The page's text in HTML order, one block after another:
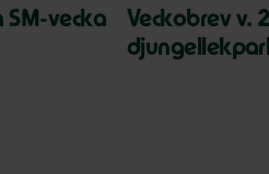
SM-vecka
Veckobrev v.